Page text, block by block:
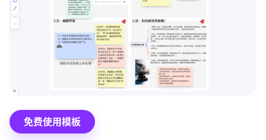
一体化产品设计工具
博思AIPPT
AI生成PPT，支持在线编辑
向团队介绍
博思白板boardmix
免费使用模板